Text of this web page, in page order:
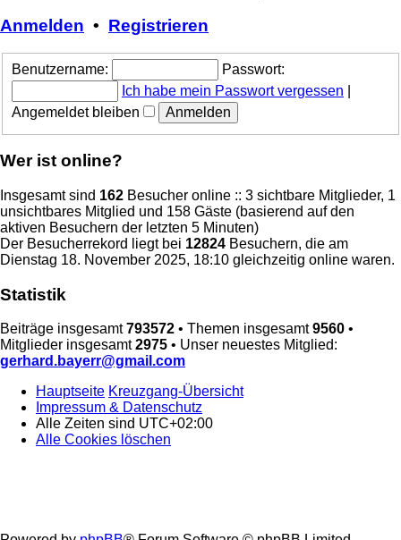
Anmelden • Registrieren
Benutzername:
Passwort:
Ich habe mein Passwort vergessen
Angemeldet bleiben
Wer ist online?
Insgesamt sind 162 Besucher online :: 3 sichtbare Mitglieder, 1
unsichtbares Mitglied und 158 Gäste (basierend auf den
aktiven Besuchern der letzten 5 Minuten)
Der Besucherrekord liegt bei 12824 Besuchern, die am
Dienstag 18. November 2025, 18:10 gleichzeitig online waren.
Statistik
Beiträge insgesamt793572 • Themen insgesamt9560 •
Mitglieder insgesamt2975 • Unser neuestes Mitglied:
gerhard.bayerr@gmail.com
Hauptseite Kreuzgang-Übersicht
Impressum & Datenschutz
Alle Zeiten sind UTC+02:00
Alle Cookies löschen